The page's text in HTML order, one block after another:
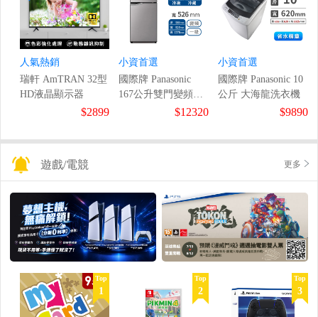
人氣熱銷
瑞軒 AmTRAN 32型
HD液晶顯示器
$2899
小資首選
國際牌 Panasonic
167公升雙門變頻冰
$12320
小資首選
國際牌 Panasonic 10
公斤 大海龍洗衣機
$9890
遊戲/電競 更多
Top
1
Top
2
Top
3